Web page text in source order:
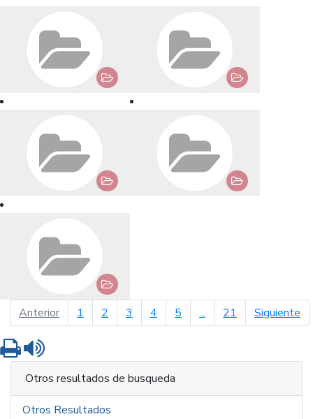
Anteriorpágina anterior
1 2 3 4 5 ... 21 Siguiente
Imprimir
Otros resultados de busqueda
Otros Resultados